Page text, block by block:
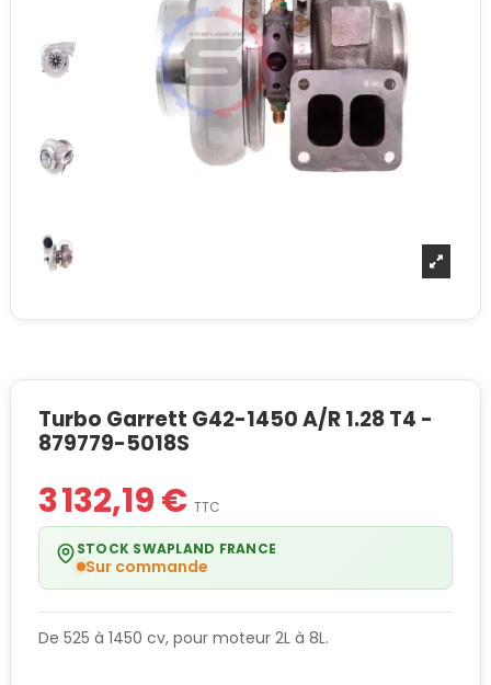
Turbo Garrett G42-1450 A/R 1.28 T4 -
879779-5018S
3 132,19 € TTC
STOCK SWAPLAND FRANCE
Sur commande
De 525 à 1450 cv, pour moteur 2L à 8L.